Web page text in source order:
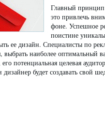
Главный
это привлечь
фоне. Успешное
поистине
ее дизайн. Специалисты по
выбрать наиболее оптимальный
потенциальная целевая
будет создавать свой